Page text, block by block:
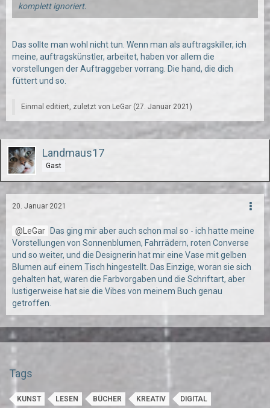
komplett ignoriert.
Das sollte man wohl nicht tun. Wenn man als auftragskiller, ich
meine, auftragskünstler, arbeitet, haben vor allem die
vorstellungen der Auftraggeber vorrang. Die hand, die dich
füttert und so.
Einmal editiert, zuletzt von LeGar (27. Januar 2021 )
Landmaus17
Gast
20. Januar 2021
LeGar
Das ging mir aber auch schon mal so - ich hatte meine
Vorstellungen von Sonnenblumen, Fahrrädern, roten Converse
und so weiter, und die Designerin hat mir eine Vase mit gelben
Blumen auf einem Tisch hingestellt. Das Einzige, woran sie sich
gehalten hat, waren die Farbvorgaben und die Schriftart, aber
lustigerweise hat sie die Vibes von meinem Buch genau
getroffen.
Tags
KUNST LESEN BÜCHER KREATIV DIGITAL